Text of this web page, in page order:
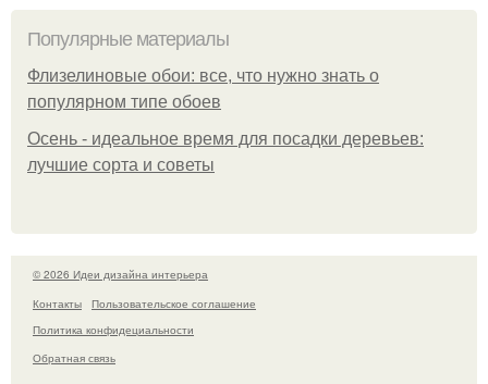
Популярные материалы
Флизелиновые обои: все, что нужно знать о
популярном типе обоев
Осень - идеальное время для посадки деревьев:
лучшие сорта и советы
© 2026 Идеи дизайна интерьера
Контакты
Пользовательское соглашение
Политика конфидециальности
Обратная связь